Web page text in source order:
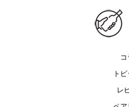
コ
ト
レ